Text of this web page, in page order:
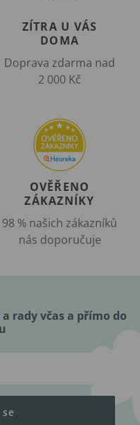
ZÍTRA U VÁS
DOMA
Doprava zdarma nad
2 000 Kč
OVĚŘENO
ZÁKAZNÍKY
98 % našich zákazníků
nás doporučuje
rady včas a přímo do